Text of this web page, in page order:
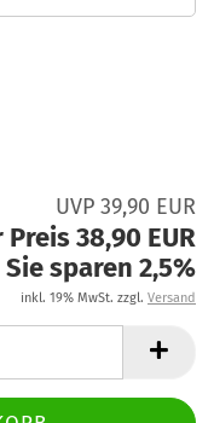
UVP 39,90 EUR
Preis 38,90 EUR
Sie sparen 2,5%
inkl. 19% MwSt. zzgl. Versand